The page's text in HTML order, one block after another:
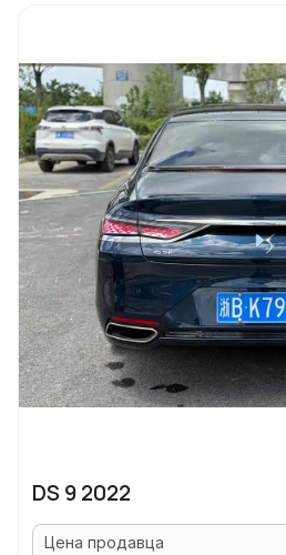
DS 9 2022
Цена продавца